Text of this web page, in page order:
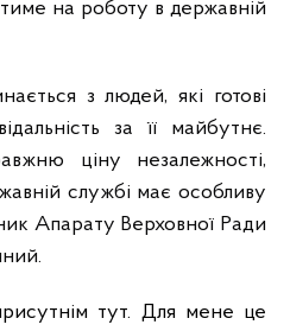
на роботу в державній
з людей, які готові
за її майбутнє.
ціну незалежності,
службі має особливу
Апарату Верховної Ради
тут. Для мене це